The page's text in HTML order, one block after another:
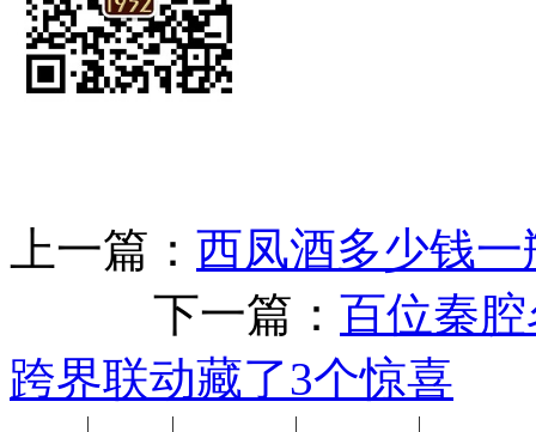
上一篇： 西凤酒多少钱
下一篇： 百位秦
跨界联动藏了3个惊喜
| | | |